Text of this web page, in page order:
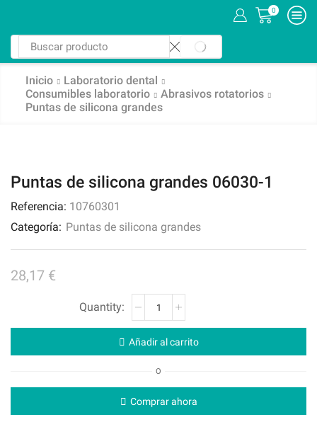
0
Search
input
SEARCH
Inicio
Laboratorio dental
Consumibles laboratorio
Abrasivos rotatorios
Puntas de silicona grandes
Puntas de silicona grandes 06030-1
Referencia: 10760301
Categoría: Puntas de silicona grandes
28,17 €
Puntas
de
silicona
grandes
cantidad
Añadir al carrito
O
Comprar ahora